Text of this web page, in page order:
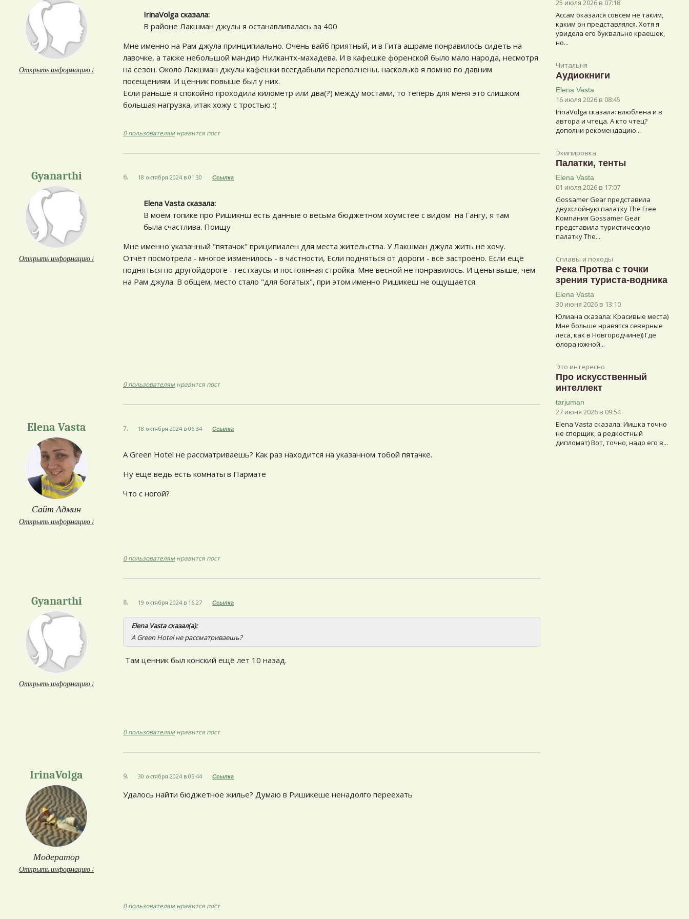
25 июля 2026 в 07:18
Ассам оказался совсем не таким,
каким он представлялся. Хотя я
увидела его буквально краешек,
но...
Читальня
Аудиокниги
Elena Vasta
16 июля 2026 в 08:45
IrinaVolga сказалa: влюблена и в
автора и чтеца. А кто чтец?
дополни рекомендацию...
Экипировка
Палатки, тенты
Elena Vasta
01 июля 2026 в 17:07
Gossamer Gear представила
двухслойную палатку The Free
Компания Gossamer Gear
представила туристическую
палатку The...
Сплавы и походы
Река Протва с точки
зрения туриста-водника
Elena Vasta
30 июня 2026 в 13:10
Юлиана сказалa: Красивые места)
Мне больше нравятся северные
леса, как в Новгородчине)) Где
флора южной...
Это интересно
Про искусственный
интеллект
tarjuman
27 июня 2026 в 09:54
Elena Vasta сказалa: Иишка точно
не спорщик, а редкостный
дипломат) Вот, точно, надо его в...
Открыть информацию ↓
IrinaVolga сказалa:
В районе Лакшман джулы я останавливалась за 400
Мне именно на Рам джула принципиально. Очень вайб приятный, и в Гита ашраме понравилось сидеть на
лавочке, а также небольшой мандир Нилкантх-махадева. И в кафешке форенской было мало народа, несмотря
на сезон. Около Лакшман джулы кафешки всегдабыли переполнены, насколько я помню по давним
посещениям. И ценник повыше был у них.
Если раньше я спокойно проходила километр или два(?) между мостами, то теперь для меня это слишком
большая нагрузка, итак хожу с тростью :(
0 пользователямнравится пост
Gyanarthi
Открыть информацию ↓
6. 18 октября 2024 в 01:30 Ссылка
Elena Vasta сказалa:
В моём топике про Ришикнш есть данные о весьма бюджетном хоумстее с видом на Гангу, я там
была счастлива. Поищу
Мне именно указанный "пятачок" приципиален для места жительства. У Лакшман джула жить не хочу.
Отчёт посмотрела - многое изменилось - в частности, Если подняться от дороги - всё застроено. Если ещё
подняться по другойдороге - гестхаусы и постоянная стройка. Мне весной не понравилось. И цены выше, чем
на Рам джула. В общем, место стало "для богатых", при этом именно Ришикеш не ощущается.
0 пользователямнравится пост
Elena Vasta
Сайт Админ
Открыть информацию ↓
7. 18 октября 2024 в 06:34 Ссылка
А Green Hotel не рассматриваешь? Как раз находится на указанном тобой пятачке.
Ну еще ведь есть комнаты в Пармате
Что с ногой?
0 пользователямнравится пост
Gyanarthi
Открыть информацию ↓
8. 19 октября 2024 в 16:27 Ссылка
Elena Vasta сказал(а):
А Green Hotel не рассматриваешь?
Там ценник был конский ещё лет 10 назад.
0 пользователямнравится пост
IrinaVolga
Модератор
Открыть информацию ↓
9. 30 октября 2024 в 05:44 Ссылка
Удалось найти бюджетное жилье? Думаю в Ришикеше ненадолго переехать
0 пользователямнравится пост